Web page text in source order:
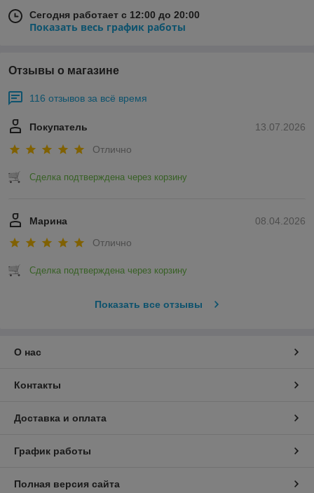
Сегодня работает с 12:00 до 20:00
Показать весь график работы
Отзывы о магазине
116 отзывов за всё время
13.07.2026
Покупатель
Отлично
Сделка подтверждена через корзину
08.04.2026
Марина
Отлично
Сделка подтверждена через корзину
Показать все отзывы
О нас
Контакты
Доставка и оплата
График работы
Полная версия сайта